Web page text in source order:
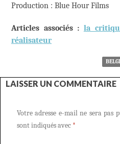
Production : Blue Hour Films
Articles associés : la
réalisateur
LAISSER UN COMMENTAIRE
Votre adresse e-mail ne sera pas
sont indiqués avec *